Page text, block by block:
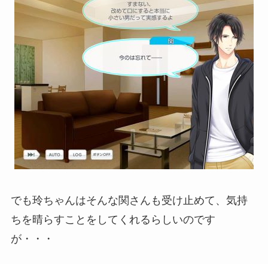
でも玲ちゃんはそんな関さんも受け止めて、気持
ちを晴らすことをしてくれるらしいのです
が・・・